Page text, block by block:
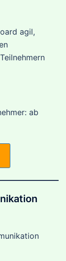
agil,
ab